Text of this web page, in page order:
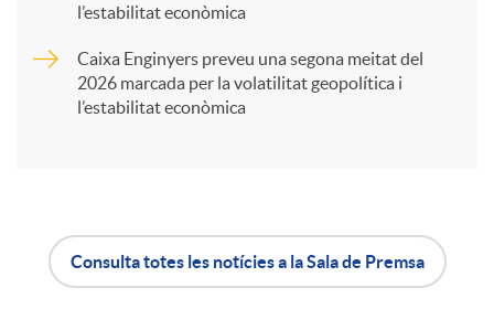
l’estabilitat econòmica
Caixa Enginyers preveu una segona meitat del
2026 marcada per la volatilitat geopolítica i
l’estabilitat econòmica
Consulta totes les notícies a la Sala de Premsa